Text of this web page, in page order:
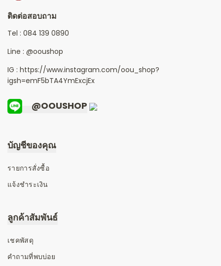
ติดต่อสอบถาม
Tel : 084 139 0890
Line : @ooushop
IG : https://www.instagram.com/oou_shop?
igsh=emF5bTA4YmExcjEx
@OOUSHOP
บัญชีของคุณ
รายการสั่งซื้อ
แจ้งชำระเงิน
ลูกค้าสัมพันธ์
เชคพัสดุ
คำถามที่พบบ่อย